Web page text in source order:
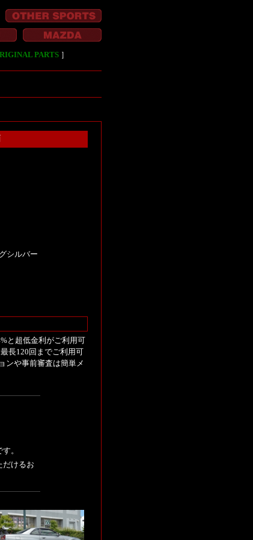
PARTS］
シルバー
と超低金利がご利用可
長120回までご利用可
ンや事前審査は簡単メ
。
だけるお